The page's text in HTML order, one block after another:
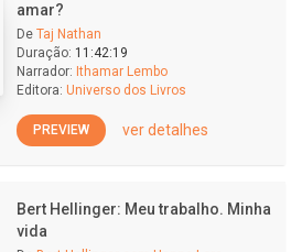
amar?
De Taj Nathan
Duração: 11:42:19
Narrador: Ithamar Lembo
Editora: Universo dos Livros
PREVIEW ver detalhes
Bert Hellinger: Meu trabalho. Minha
vida